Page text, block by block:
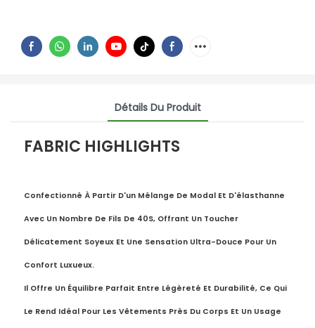
Détails Du Produit
FABRIC HIGHLIGHTS
Confectionné À Partir D'un Mélange De Modal Et D'élasthanne
Avec Un Nombre De Fils De 40S, Offrant Un Toucher
Délicatement Soyeux Et Une Sensation Ultra-Douce Pour Un
Confort Luxueux.
Il Offre Un Équilibre Parfait Entre Légèreté Et Durabilité, Ce Qui
Le Rend Idéal Pour Les Vêtements Près Du Corps Et Un Usage